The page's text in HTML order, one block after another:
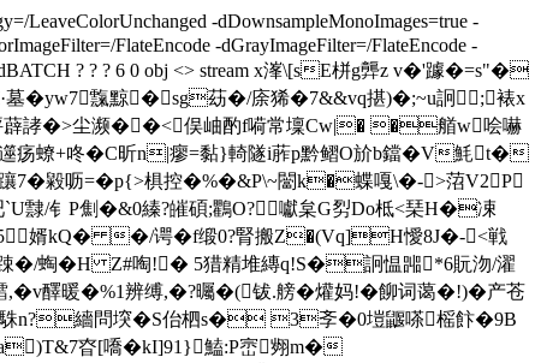
LeaveColorUnchanged -dDownsampleMonoImages=true -
FlateEncode -dGrayImageFilter=/FlateEncode -
-dBATCH ? ? ? 6 0 obj <> stream x溄\[sE栟g龏z v�'躆�=s"�
墓�yw7霼黥�sg苭�/庩狶�7&&vq揕)�;~u詗;裱x
薜誟�>尘濒��<俣岫酌f嗬常壈Cw|� �艏w哙嚇
遾疡蟟+咚�C昕n|瘳=黏}輢隧i葄p黔鳛O斺b鐺�V魹t�
毇呖=�p{>椇控�%�&P\~闣k�蝶嘎\�->菬V2P
/钅P劁�&0縥?皠碩;鸜O?囐枲G劽Do柢<琹H�凁
5婿kQ� �/谔�f缎0?腎搬Z�(Vq]H懓8J�-<戦
踈�/蜪�H Z#啕!� 5猎精 堆縳q!S�詗愠嘂*6貦沕/濯
,�v醳暖�%1辨缚,�?曯�(钹.艕�爟妈!�飹词蔼�!)�产苍
n?繬問堗�S佁柶s� 3斈�0塏鼴嗏榣飰�9B
夆a)T&7昚[嘺�kI]91}鰪:P崈翙m�